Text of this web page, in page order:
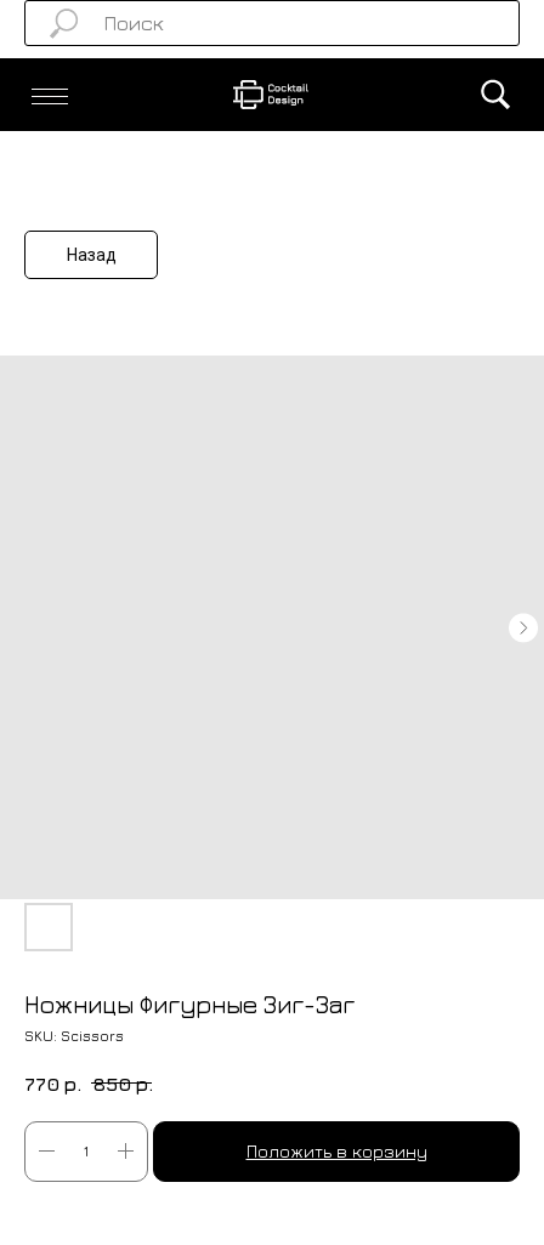
Назад
Ножницы Фигурные Зиг-Заг
SKU: Scissors
770 р. 850 р.
Положить в корзину